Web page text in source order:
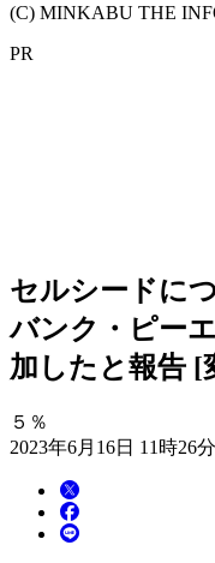
(C) MINKABU THE
PR
セルシードに
バンク・ピー
加したと報告 [
５％
2023年6月16日 11時26分